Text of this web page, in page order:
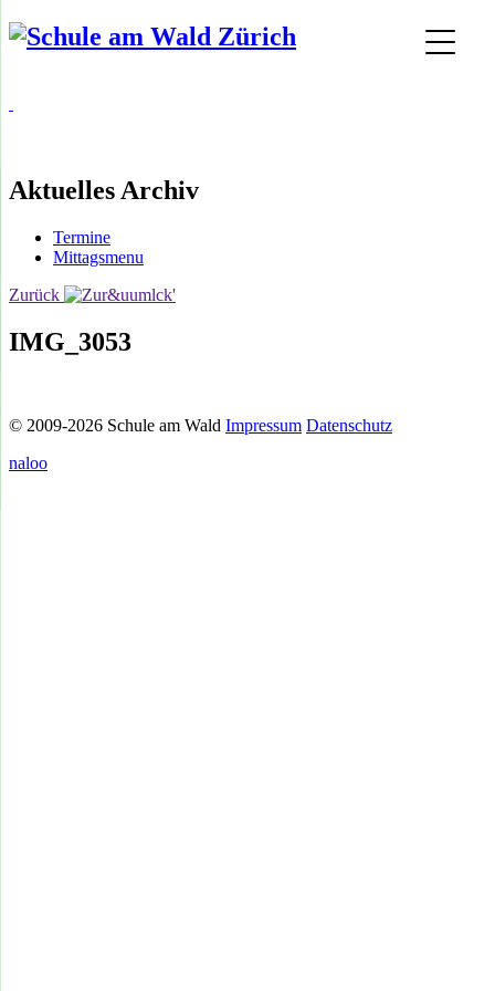
Aktuelles Archiv
Termine
Mittagsmenu
Zurück
IMG_3053
© 2009-2026 Schule am Wald Impressum Datenschutz
naloo